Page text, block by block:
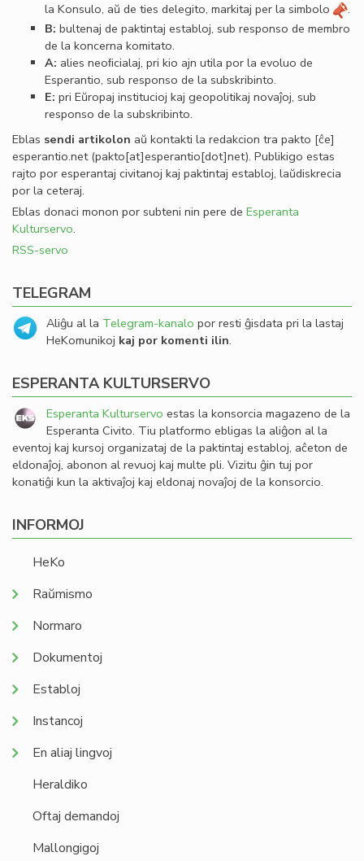
la Konsulo, aŭ de ties delegito, markitaj per la simbolo
.
B: bultenaj de paktintaj establoj, sub responso de membro
de la koncerna komitato.
A: alies neoﬁcialaj, pri kio ajn utila por la evoluo de
Esperantio, sub responso de la subskribinto.
E: pri Eŭropaj institucioj kaj geopolitikaj novaĵoj, sub
responso de la subskribinto.
Eblas sendi artikolon aŭ kontakti la redakcion tra pakto [ĉe]
esperantio.net(pakto[at]esperantio[dot]net). Publikigo estas
rajto por esperantaj civitanoj kaj paktintaj establoj, laŭdiskrecia
por la ceteraj.
Eblas donaci monon por subteni nin pere de Esperanta
Kulturservo.
RSS-servo
TELEGRAM
Aliĝu al la Telegram-kanalo por resti ĝisdata pri la lastaj
HeKomunikoj kaj por komenti ilin.
ESPERANTA KULTURSERVO
Esperanta Kulturservo estas la konsorcia magazeno de la
Esperanta Civito. Tiu platformo ebligas la aliĝon al la
eventoj kaj kursoj organizataj de la paktintaj establoj, aĉeton de
eldonaĵoj, abonon al revuoj kaj multe pli. Vizitu ĝin tuj por
konatiĝi kun la aktivaĵoj kaj eldonaj novaĵoj de la konsorcio.
INFORMOJ
HeKo
Raŭmismo
Normaro
Dokumentoj
Establoj
Instancoj
En aliaj lingvoj
Heraldiko
Oftaj demandoj
Mallongigoj